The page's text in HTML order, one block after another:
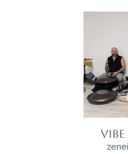
VIBE